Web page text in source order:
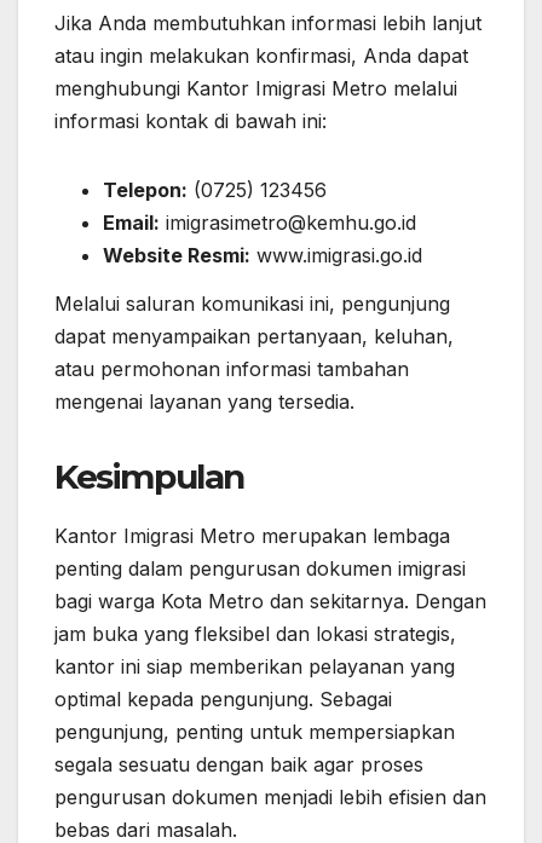
Jika Anda membutuhkan informasi lebih lanjut
atau ingin melakukan konfirmasi, Anda dapat
menghubungi Kantor Imigrasi Metro melalui
informasi kontak di bawah ini:
Telepon: (0725) 123456
Email: imigrasimetro@kemhu.go.id
Website Resmi: www.imigrasi.go.id
Melalui saluran komunikasi ini, pengunjung
dapat menyampaikan pertanyaan, keluhan,
atau permohonan informasi tambahan
mengenai layanan yang tersedia.
Kesimpulan
Kantor Imigrasi Metro merupakan lembaga
penting dalam pengurusan dokumen imigrasi
bagi warga Kota Metro dan sekitarnya. Dengan
jam buka yang fleksibel dan lokasi strategis,
kantor ini siap memberikan pelayanan yang
optimal kepada pengunjung. Sebagai
pengunjung, penting untuk mempersiapkan
segala sesuatu dengan baik agar proses
pengurusan dokumen menjadi lebih efisien dan
bebas dari masalah.